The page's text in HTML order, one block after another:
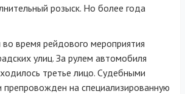
розыск. Но более года
время рейдового мероприятия
улиц. За рулем автомобиля
третье лицо. Судебными
препровожден на специализированную